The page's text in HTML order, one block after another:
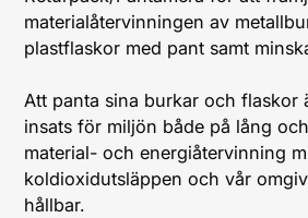
materialåtervinningen av
plastflaskor med pant samt
Att panta sina burkar och flaskor
insats för miljön både på lång
material- och energiåtervinning
koldioxidutsläppen och vår
hållbar.